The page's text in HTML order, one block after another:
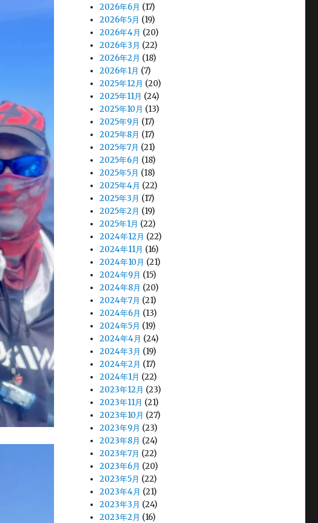
2026年6月 (17)
2026年5月 (19)
2026年4月 (20)
2026年3月 (22)
2026年2月 (18)
2026年1月 (7)
2025年12月 (20)
2025年11月 (24)
2025年10月 (13)
2025年9月 (17)
2025年8月 (17)
2025年7月 (21)
2025年6月 (18)
2025年5月 (18)
2025年4月 (22)
2025年3月 (17)
2025年2月 (19)
2025年1月 (22)
2024年12月 (22)
2024年11月 (16)
2024年10月 (21)
2024年9月 (15)
2024年8月 (20)
2024年7月 (21)
2024年6月 (13)
2024年5月 (19)
2024年4月 (24)
2024年3月 (19)
2024年2月 (17)
2024年1月 (22)
2023年12月 (23)
2023年11月 (21)
2023年10月 (27)
2023年9月 (23)
2023年8月 (24)
2023年7月 (22)
2023年6月 (20)
2023年5月 (22)
2023年4月 (21)
2023年3月 (24)
2023年2月 (16)